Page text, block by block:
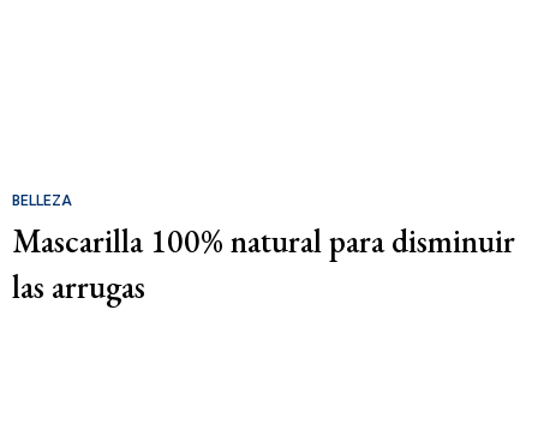
BELLEZA
Mascarilla 100% natural para disminuir
las arrugas